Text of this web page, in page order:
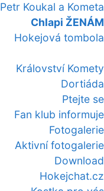
Petr Koukal a Kometa
Chlapi ŽENÁM
Hokejová tombola
Království Komety
Dortiáda
Ptejte se
Fan klub informuje
Fotogalerie
Aktivní fotogalerie
Download
Hokejchat.cz